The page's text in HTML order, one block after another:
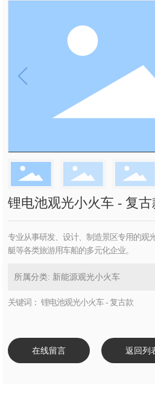
锂电池观光小火车 - 复古
专业从事研发、设计、制造景区专用的观
艇等各类旅游用车船的多元化企业。
所属分类: 新能源观光小火车
关键词： 锂电池观光小火车 - 复古款
在线留言 返回列